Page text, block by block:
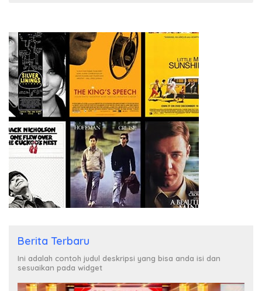
Berita Terbaru
Ini adalah contoh judul deskripsi yang bisa anda isi dan
sesuaikan pada widget